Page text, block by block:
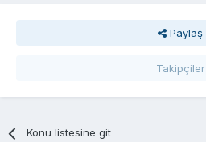
Paylaş
Takipçiler
Konu listesine git